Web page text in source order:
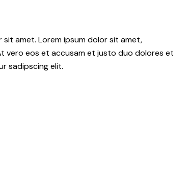
amet. Lorem ipsum dolor sit amet,
vero eos et accusam et justo duo dolores et
sadipscing elit.